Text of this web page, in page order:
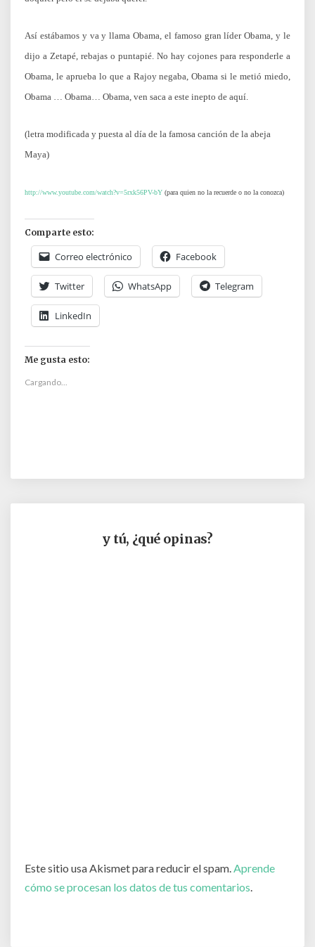
Así estábamos y va y llama Obama, el famoso gran líder Obama, y le
dijo a Zetapé, rebajas o puntapié. No hay cojones para responderle a
Obama, le aprueba lo que a Rajoy negaba, Obama si le metió miedo,
Obama … Obama… Obama, ven saca a este inepto de aquí.
(letra modificada y puesta al día de la famosa canción de la abeja
Maya)
http://www.youtube.com/watch?v=5rxk56PV-bY (para quien no la recuerde o no la conozca)
Comparte esto:
Correo electrónico Facebook
Twitter WhatsApp Telegram
LinkedIn
Me gusta esto:
Cargando...
y tú, ¿qué opinas?
Este sitio usa Akismet para reducir el spam.Aprende
cómo se procesan los datos de tus comentarios.